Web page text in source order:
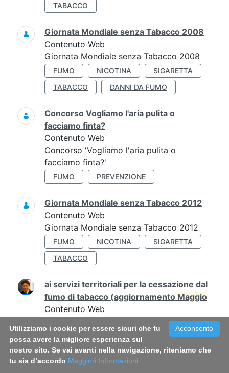
TABACCO
Giornata Mondiale senza Tabacco 2008
Contenuto Web
Giornata Mondiale senza Tabacco 2008
FUMO NICOTINA
SIGARETTA
TABACCO
DANNI DA FUMO
Concorso Vogliamo l'aria pulita o
facciamo finta?
Contenuto Web
Concorso 'Vogliamo l'aria pulita o
facciamo finta?'
FUMO PREVENZIONE
Giornata Mondiale senza Tabacco 2012
Contenuto Web
Giornata Mondiale senza Tabacco 2012
FUMO NICOTINA
SIGARETTA
TABACCO
ai servizi territoriali per la cessazione dal
fumo di tabacco (aggiornamento Maggio
Contenuto Web
La presente guida, aggiornata al mese di
maggio2019, è un elenco ragionato delle
GUIDA SERVIZI
Acconsento
Utilizziamo i cookie per essere sicuri che tu
possa avere la migliore esperienza sul
nostro sito. Se vai avanti nella navigazione, riteniamo che
tu sia d’accordo Maggiori Informazioni